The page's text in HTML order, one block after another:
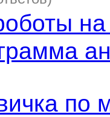
на
по